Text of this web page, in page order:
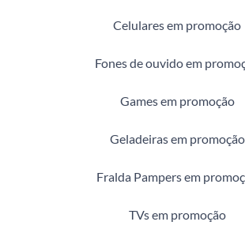
Celulares em promoção
Fones de ouvido em
Games em promoção
Geladeiras em promoção
Fralda Pampers em
TVs em promoção